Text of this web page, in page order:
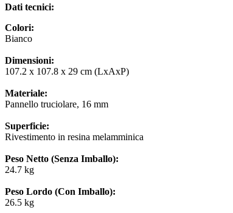
Dati tecnici:
Colori:
Bianco
Dimensioni:
107.2 x 107.8 x 29 cm (LxAxP)
Materiale:
Pannello truciolare, 16 mm
Superficie:
Rivestimento in resina melamminica
Peso Netto (Senza Imballo):
24.7 kg
Peso Lordo (Con Imballo):
26.5 kg